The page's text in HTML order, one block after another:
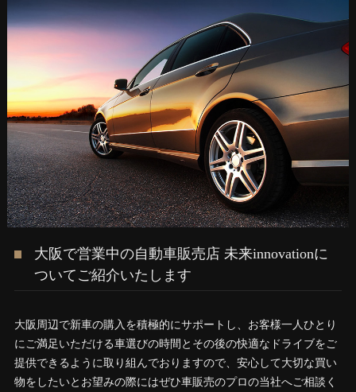
大阪で営業中の自動車販売店 未来innovationに
ついてご紹介いたします
大阪周辺で新車の購入を積極的にサポートし、お客様一人ひとり
にご満足いただける車選びの時間とその後の快適なドライブをご
提供できるように取り組んでおりますので、安心して大切な買い
物をしたいとお望みの際にはぜひ車販売のプロの当社へご相談く